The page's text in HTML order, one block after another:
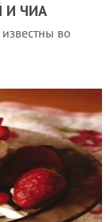
И ЧИА
во